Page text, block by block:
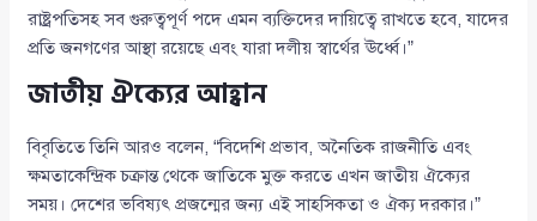
রাষ্ট্রপতিসহ সব গুরুত্বপূর্ণ পদে এমন ব্যক্তিদের দায়িত্বে রাখতে হবে, যাদের
প্রতি জনগণের আস্থা রয়েছে এবং যারা দলীয় স্বার্থের ঊর্ধ্বে।”
জাতীয় ঐক্যের আহ্বান
বিবৃতিতে তিনি আরও বলেন, “বিদেশি প্রভাব, অনৈতিক রাজনীতি এবং
ক্ষমতাকেন্দ্রিক চক্রান্ত থেকে জাতিকে মুক্ত করতে এখন জাতীয় ঐক্যের
সময়। দেশের ভবিষ্যৎ প্রজন্মের জন্য এই সাহসিকতা ও ঐক্য দরকার।”